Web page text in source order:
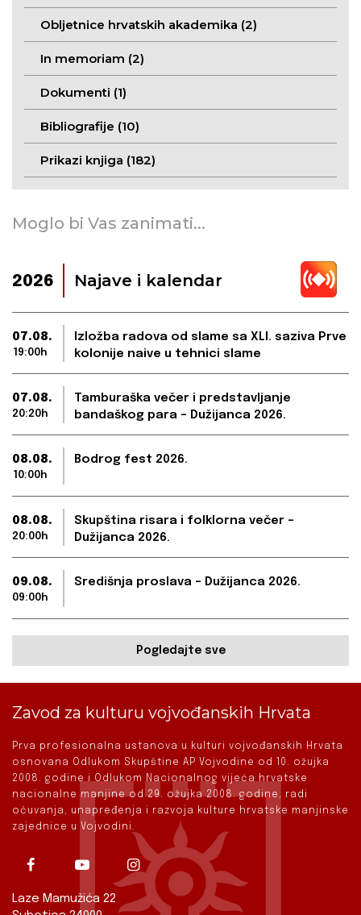
Obljetnice hrvatskih akademika (2)
In memoriam (2)
Dokumenti (1)
Bibliografije (10)
Prikazi knjiga (182)
Moglo bi Vas zanimati...
2026 Najave i kalendar
07.08.
19:00h
Izložba radova od slame sa XLI. saziva Prve
kolonije naive u tehnici slame
07.08.
20:20h
Tamburaška večer i predstavljanje
bandaškog para – Dužijanca 2026.
08.08.
10:00h
Bodrog fest 2026.
08.08.
20:00h
Skupština risara i folklorna večer –
Dužijanca 2026.
09.08.
09:00h
Središnja proslava – Dužijanca 2026.
Pogledajte sve
Zavod za kulturu vojvođanskih Hrvata
Prva profesionalna ustanova u kulturi vojvođanskih Hrvata
osnovana Odlukom Skupštine AP Vojvodine od 10. ožujka
2008. godine i Odlukom Nacionalnog vijeća hrvatske
nacionalne manjine od 29. ožujka 2008. godine, radi
očuvanja, unapređenja i razvoja kulture hrvatske manjinske
zajednice u Vojvodini.
Laze Mamužića 22